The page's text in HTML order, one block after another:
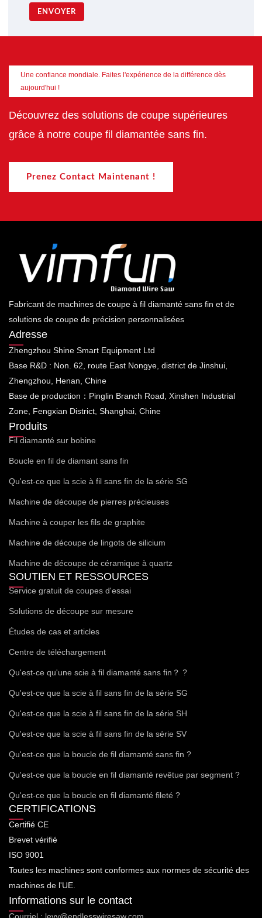
ENVOYER
Une confiance mondiale. Faites l'expérience de la différence dès
aujourd'hui !
Découvrez des solutions de coupe supérieures
grâce à notre coupe fil diamantée sans fin.
Prenez Contact Maintenant !
Fabricant de machines de coupe à fil diamanté sans fin et de
solutions de coupe de précision personnalisées
Adresse
Zhengzhou Shine Smart Equipment Ltd
Base R&D : Non. 62, route East Nongye, district de Jinshui,
Zhengzhou, Henan, Chine
Base de production：Pinglin Branch Road, Xinshen Industrial
Zone, Fengxian District, Shanghai, Chine
Produits
Fil diamanté sur bobine
Boucle en fil de diamant sans fin
Qu'est-ce que la scie à fil sans fin de la série SG
Machine de découpe de pierres précieuses
Machine à couper les fils de graphite
Machine de découpe de lingots de silicium
Machine de découpe de céramique à quartz
SOUTIEN ET RESSOURCES
Service gratuit de coupes d'essai
Solutions de découpe sur mesure
Études de cas et articles
Centre de téléchargement
Qu'est-ce qu'une scie à fil diamanté sans fin？ ?
Qu'est-ce que la scie à fil sans fin de la série SG
Qu'est-ce que la scie à fil sans fin de la série SH
Qu'est-ce que la scie à fil sans fin de la série SV
Qu'est-ce que la boucle de fil diamanté sans fin ?
Qu'est-ce que la boucle en fil diamanté revêtue par segment ?
Qu'est-ce que la boucle en fil diamanté fileté ?
CERTIFICATIONS
Certifié CE
Brevet vérifié
ISO 9001
Toutes les machines sont conformes aux normes de sécurité des
machines de l'UE.
Informations sur le contact
Courriel : levy@endlesswiresaw.com